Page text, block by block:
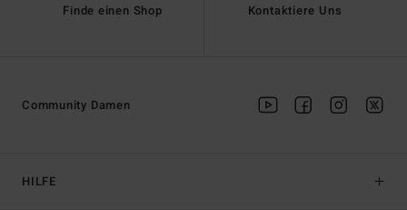
Finde einen Shop Kontaktiere Uns
HILFE
Community Damen